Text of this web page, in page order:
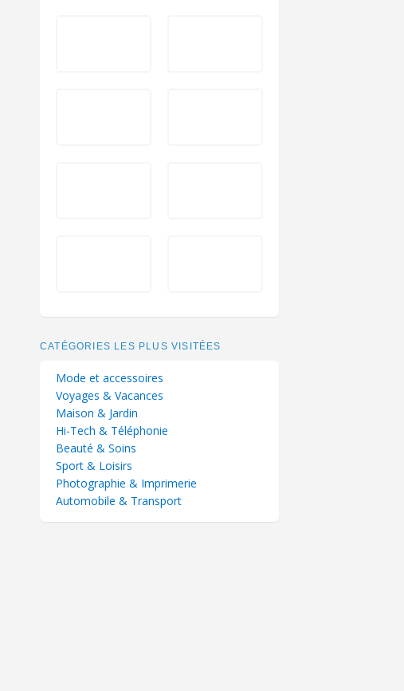
CATÉGORIES LES PLUS VISITÉES
Mode et accessoires
Voyages & Vacances
Maison & Jardin
Hi-Tech & Téléphonie
Beauté & Soins
Sport & Loisirs
Photographie & Imprimerie
Automobile & Transport